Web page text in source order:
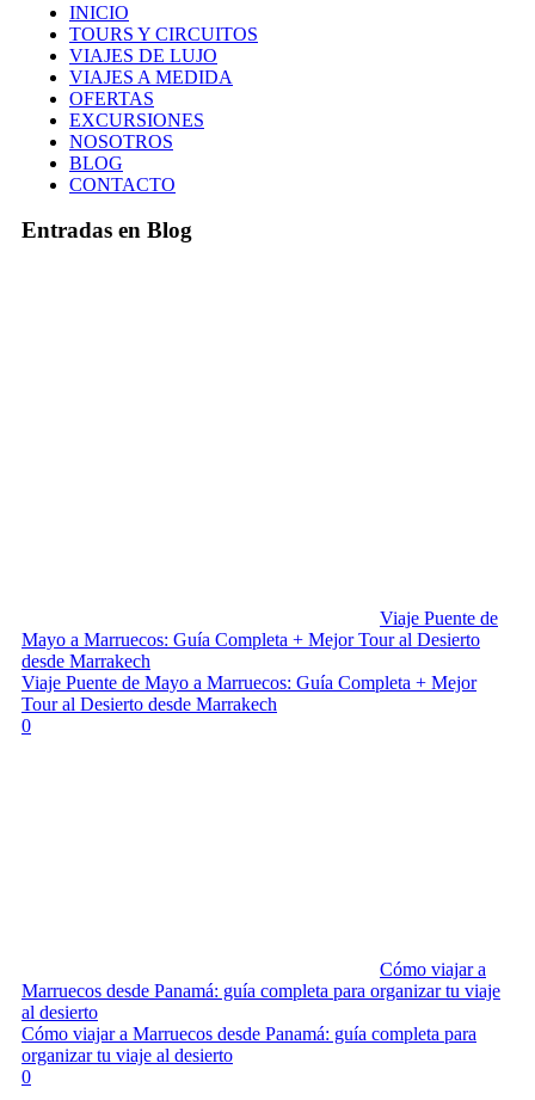
INICIO
TOURS Y CIRCUITOS
VIAJES DE LUJO
VIAJES A MEDIDA
OFERTAS
EXCURSIONES
NOSOTROS
BLOG
CONTACTO
Entradas en Blog
Viaje Puente de
Mayo a Marruecos: Guía Completa + Mejor Tour al Desierto
desde Marrakech
Viaje Puente de Mayo a Marruecos: Guía Completa + Mejor
Tour al Desierto desde Marrakech
0
Cómo viajar a
Marruecos desde Panamá: guía completa para organizar tu viaje
al desierto
Cómo viajar a Marruecos desde Panamá: guía completa para
organizar tu viaje al desierto
0